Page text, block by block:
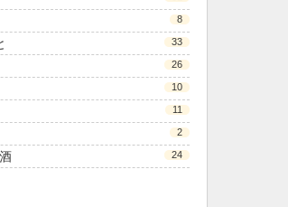
8
33
26
10
11
2
24